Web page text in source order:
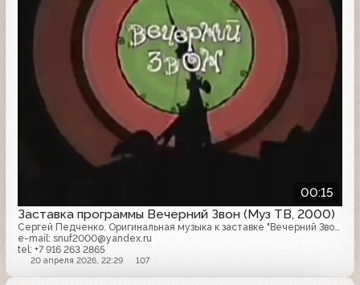
00:15
Заставка программы Вечерний Звон (Муз ТВ, 2000)
e-mail: snuf2000@yandex.ru
tel: +7 916 263 2865
20 апреля 2026, 22:29 107